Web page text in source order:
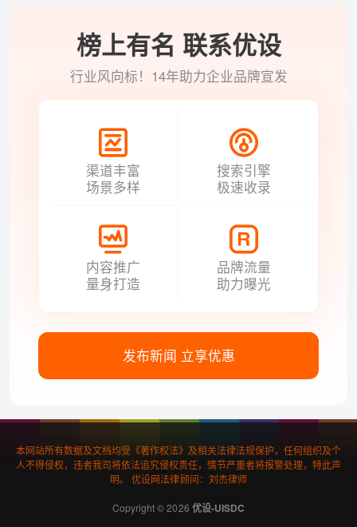
榜上有名 联系优设
行业风向标！14年助力企业品牌宣发
渠道丰富
场景多样
搜索引擎
极速收录
内容推广
量身打造
品牌流量
助力曝光
发布新闻 立享优惠
本网站所有数据及文档均受《著作权法》及相关法律法规保护，任何组织及个
人不得侵权，违者我司将依法追究侵权责任，情节严重者将报警处理，特此声
明。 优设网法律顾问：刘杰律师
Copyright © 2026 优设-UISDC